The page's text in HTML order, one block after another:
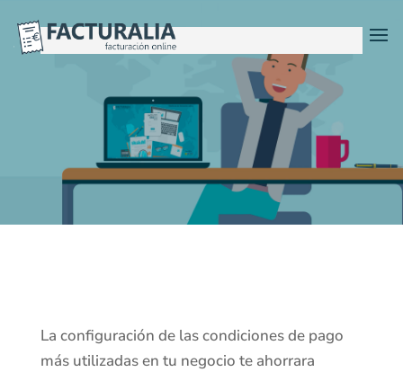
La configuración de las condiciones de pago
más utilizadas en tu negocio te ahorrara